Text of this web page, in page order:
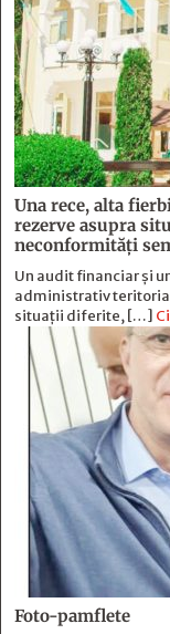
Una rece, alta
rezerve asupra
neconformităţi
Un audit financiar și
administrativ
situații diferite, […]
Foto-pamflete